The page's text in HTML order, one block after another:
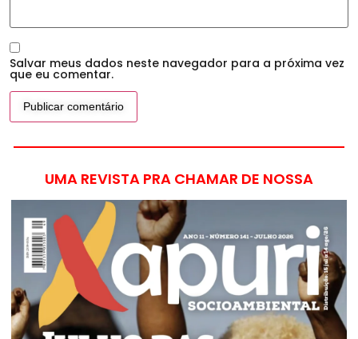
Salvar meus dados neste navegador para a próxima vez
que eu comentar.
UMA REVISTA PRA CHAMAR DE NOSSA